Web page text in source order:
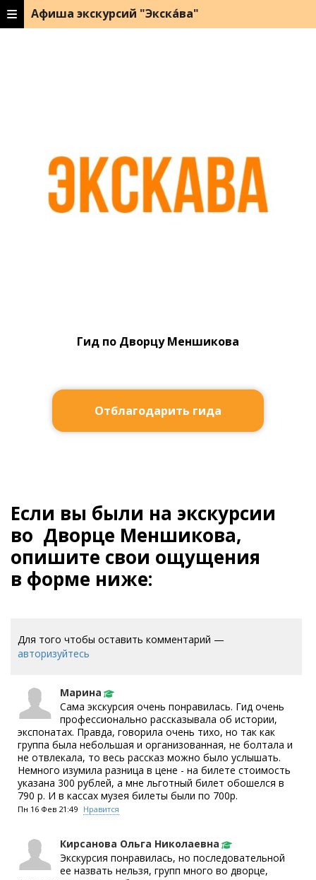
Афиша экскурсий "Экска́ва"
Гид по Дворцу Меншикова
Отблагодарить гида
Если вы были на экскурсии
во Дворце Меншикова,
опишите свои ощущения
в форме ниже:
Для того чтобы оставить комментарий —
авторизуйтесь
Марина
Сама экскурсия очень понравилась. Гид очень
профессионально рассказывала об истории,
экспонатах. Правда, говорила очень тихо, но так как
группа была небольшая и организованная, не болтала и
не отвлекала, то весь рассказ можно было услышать.
Немного изумила разница в цене - на билете стоимость
указана 300 рублей, а мне льготный билет обошелся в
790 р. И в кассах музея билеты были по 700р.
Пн 16 Фев 21:49 Нравится
Кирсанова Ольга Николаевна
Экскурсия понравилась, но последовательной
ее назвать нельзя, групп много во дворце,